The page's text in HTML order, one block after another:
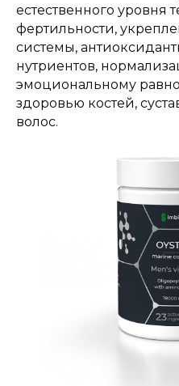
естественного уровня
фертильности,
системы,
нутриентов,
эмоциональному
здоровью костей,
волос.